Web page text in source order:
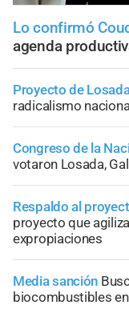
Lo confirmó
agenda
Proyecto de
radicalismo
Congreso de la
votaron Losada,
Respaldo al
proyecto que
expropiaciones
Media sanción
biocombustibles